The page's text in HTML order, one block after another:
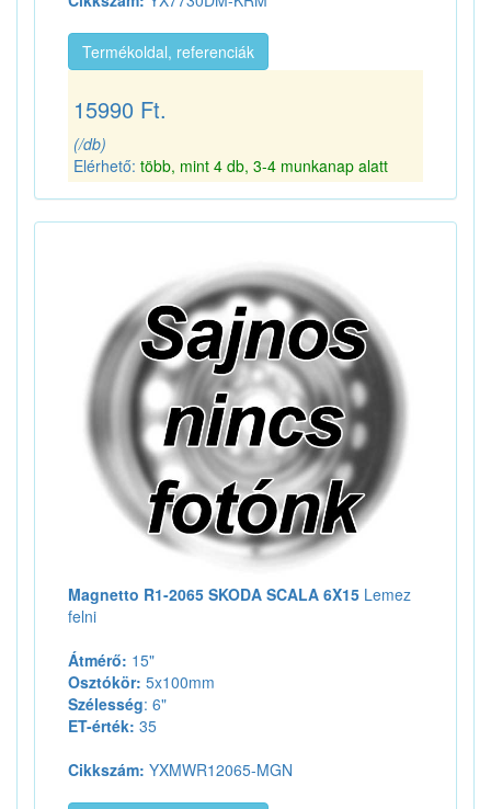
Termékoldal, referenciák
15990 Ft.
(/db)
Elérhető: több, mint 4 db, 3-4 munkanap alatt
Magnetto R1-2065 SKODA SCALA 6X15 Lemez
felni
Átmérő: 15"
Osztókör: 5x100mm
Szélesség: 6"
ET-érték: 35
Cikkszám: YXMWR12065-MGN